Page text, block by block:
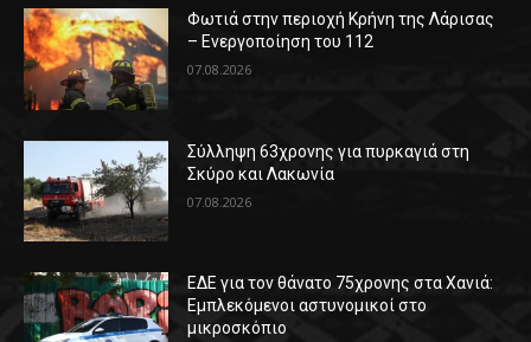
Φωτιά στην περιοχή Κρήνη της Λάρισας
– Ενεργοποίηση του 112
07.08.2026
Σύλληψη 63χρονης για πυρκαγιά στη
Σκύρο και Λακωνία
07.08.2026
ΕΔΕ για τον θάνατο 75χρονης στα Χανιά:
Εμπλεκόμενοι αστυνομικοί στο
μικροσκόπιο